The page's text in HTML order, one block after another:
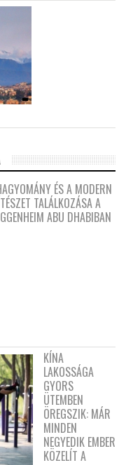
ÉS A MODERN
TALÁLKOZÁSA A
ABU DHABIBAN
KÍNA
LAKOSSÁGA
GYORS
ÜTEMBEN
ÖREGSZIK: MÁR
MINDEN
NEGYEDIK EMBER
KÖZELÍT A